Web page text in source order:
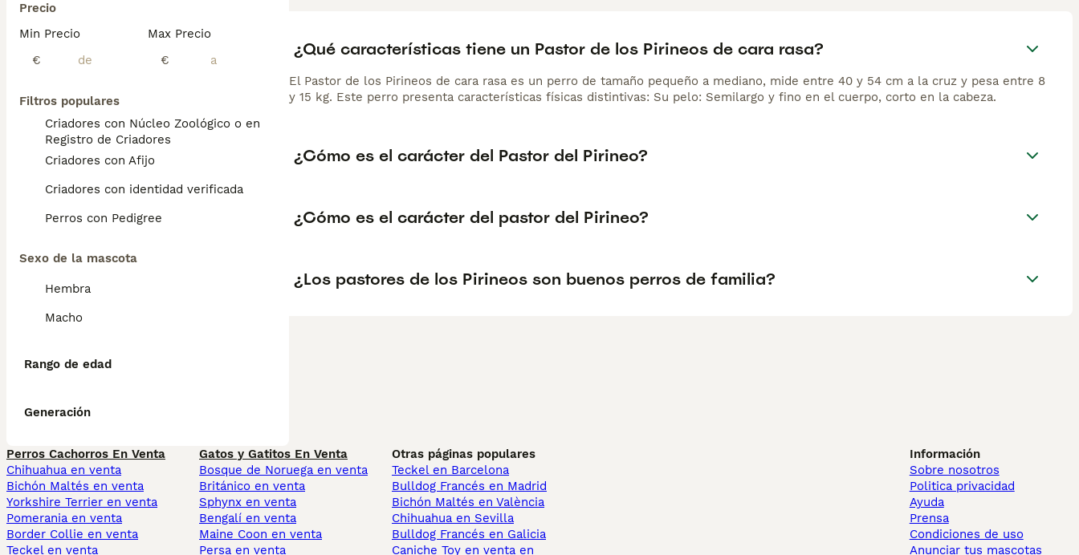
Precio
Min Precio
€
Max Precio
€
Filtros populares
Criadores con Núcleo Zoológico o en el
Registro de Criadores
Criadores con Afijo
Criadores con identidad verificada
Perros con Pedigree
Sexo de la mascota
Hembra
Macho
Rango de edad
Generación
¿Qué características tiene un Pastor de los Pirineos de cara rasa?
El Pastor de los Pirineos de cara rasa es un perro de tamaño pequeño a mediano, mide entre 40 y 54 cm a la cruz y pesa entre 8
y 15 kg. Este perro presenta características físicas distintivas: Su pelo: Semilargo y fino en el cuerpo, corto en la cabeza.
¿Cómo es el carácter del Pastor del Pirineo?
¿Cómo es el carácter del pastor del Pirineo?
¿Los pastores de los Pirineos son buenos perros de familia?
Perros Cachorros En Venta
Chihuahua en venta
Bichón Maltés en venta
Yorkshire Terrier en venta
Pomerania en venta
Border Collie en venta
Teckel en venta
Gatos y Gatitos En Venta
Bosque de Noruega en venta
Británico en venta
Sphynx en venta
Bengalí en venta
Maine Coon en venta
Persa en venta
Otras páginas populares
Teckel en Barcelona
Bulldog Francés en Madrid
Bichón Maltés en València
Chihuahua en Sevilla
Bulldog Francés en Galicia
Caniche Toy en venta en
Información
Sobre nosotros
Politica privacidad
Ayuda
Prensa
Condiciones de uso
Anunciar tus mascotas